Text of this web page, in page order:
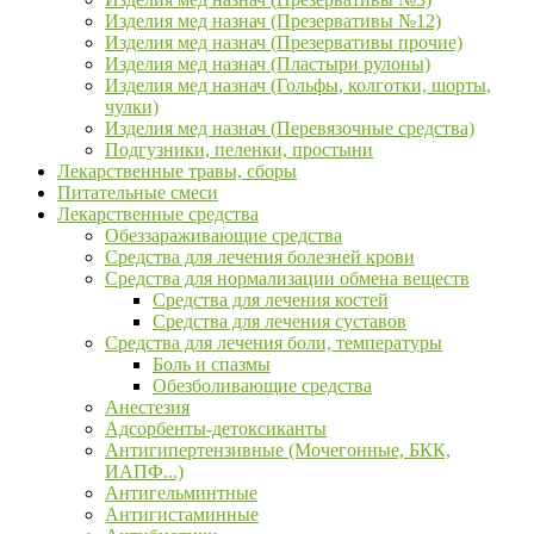
Изделия мед назнач (Презервативы №12)
Изделия мед назнач (Презервативы прочие)
Изделия мед назнач (Пластыри рулоны)
Изделия мед назнач (Гольфы, колготки, шорты,
чулки)
Изделия мед назнач (Перевязочные средства)
Подгузники, пеленки, простыни
Лекарственные травы, сборы
Питательные смеси
Лекарственные средства
Обеззараживающие средства
Средства для лечения болезней крови
Средства для нормализации обмена веществ
Средства для лечения костей
Средства для лечения суставов
Средства для лечения боли, температуры
Боль и спазмы
Обезболивающие средства
Анестезия
Адсорбенты-детоксиканты
Антигипертензивные (Мочегонные, БКК,
ИАПФ...)
Антигельминтные
Антигистаминные